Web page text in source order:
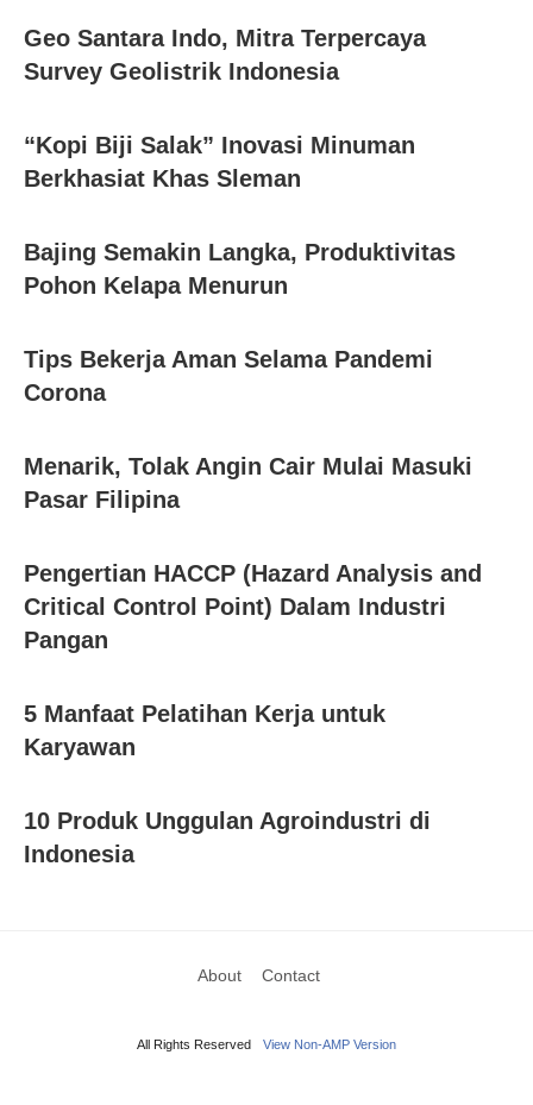
Geo Santara Indo, Mitra Terpercaya
Survey Geolistrik Indonesia
“Kopi Biji Salak” Inovasi Minuman
Berkhasiat Khas Sleman
Bajing Semakin Langka, Produktivitas
Pohon Kelapa Menurun
Tips Bekerja Aman Selama Pandemi
Corona
Menarik, Tolak Angin Cair Mulai Masuki
Pasar Filipina
Pengertian HACCP (Hazard Analysis and
Critical Control Point) Dalam Industri
Pangan
5 Manfaat Pelatihan Kerja untuk
Karyawan
10 Produk Unggulan Agroindustri di
Indonesia
About Contact
All Rights Reserved View Non-AMP Version